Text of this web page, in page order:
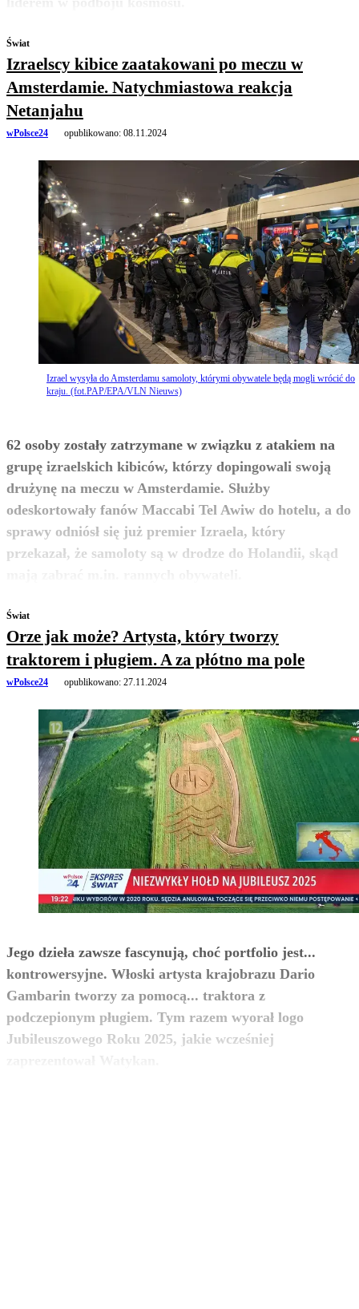
Świat
Izraelscy kibice zaatakowani po meczu w
Amsterdamie. Natychmiastowa reakcja
Netanjahu
wPolsce24 opublikowano: 08.11.2024
Izrael wysyła do Amsterdamu samoloty, którymi obywatele będą mogli wrócić do
kraju. (fot.PAP/EPA/VLN Nieuws)
62 osoby zostały zatrzymane w związku z atakiem na
grupę izraelskich kibiców, którzy dopingowali swoją
drużynę na meczu w Amsterdamie. Służby
odeskortowały fanów Maccabi Tel Awiw do hotelu, a do
sprawy odniósł się już premier Izraela, który
przekazał, że samoloty są w drodze do Holandii, skąd
zobacz więcej
Świat
Orze jak może? Artysta, który tworzy
traktorem i pługiem. A za płótno ma pole
wPolsce24 opublikowano: 27.11.2024
Jego dzieła zawsze fascynują, choć portfolio jest...
kontrowersyjne. Włoski artysta krajobrazu Dario
Gambarin tworzy za pomocą... traktora z
podczepionym pługiem. Tym razem wyorał logo
Jubileuszowego Roku 2025, jakie wcześniej
zobacz więcej